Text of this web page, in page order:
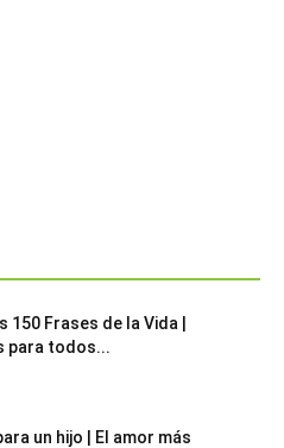
150 Frases de la Vida |
para todos...
un hijo | El amor más